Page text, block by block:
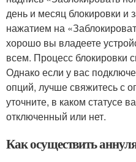
день и месяц блокировки
нажатием на
хорошо вы владеете
всем. Процесс блокировки
Однако если у вас
опций, лучше свяжитесь с
уточните, в каком статусе
отключенный или нет.
Как осуществить